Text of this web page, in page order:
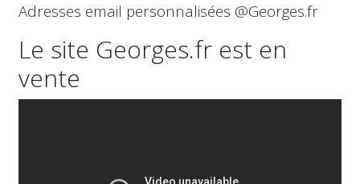
Adresses email personnalisées @Georges.fr
Le site Georges.fr est en
vente